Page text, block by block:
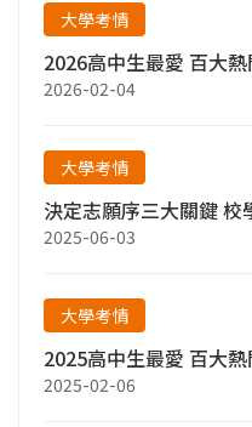
大學考情
2026高中生最愛 百大
2026-02-04
大學考情
決定志願序三大關鍵 校
2025-06-03
大學考情
2025高中生最愛 百大
2025-02-06